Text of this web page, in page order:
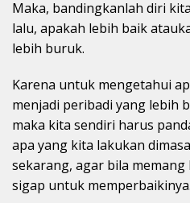
Maka, bandingkanlah diri
lalu, apakah lebih baik
lebih buruk.
Karena untuk mengetahui
menjadi peribadi yang lebih
maka kita sendiri harus
apa yang kita lakukan
sekarang, agar bila
sigap untuk memperbaikinya.